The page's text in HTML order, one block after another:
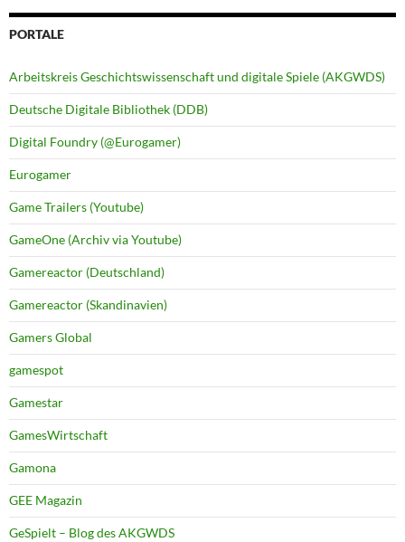
PORTALE
Arbeitskreis Geschichtswissenschaft und digitale Spiele (AKGWDS)
Deutsche Digitale Bibliothek (DDB)
Digital Foundry (@Eurogamer)
Eurogamer
Game Trailers (Youtube)
GameOne (Archiv via Youtube)
Gamereactor (Deutschland)
Gamereactor (Skandinavien)
Gamers Global
gamespot
Gamestar
GamesWirtschaft
Gamona
GEE Magazin
GeSpielt – Blog des AKGWDS